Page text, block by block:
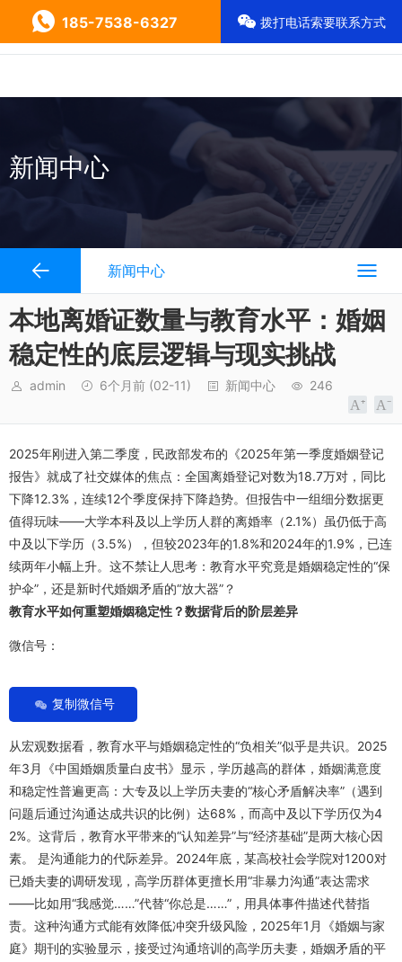
新闻中心
新闻中心
本地离婚证数量与教育水平：婚姻
稳定性的底层逻辑与现实挑战
admin 6个月前 (02-11) 新闻中心 246
2025年刚进入第二季度，民政部发布的《2025年第一季度婚姻登记
报告》就成了社交媒体的焦点：全国离婚登记对数为18.7万对，同比
下降12.3%，连续12个季度保持下降趋势。但报告中一组细分数据更
值得玩味——大学本科及以上学历人群的离婚率（2.1%）虽仍低于高
中及以下学历（3.5%），但较2023年的1.8%和2024年的1.9%，已连
续两年小幅上升。这不禁让人思考：教育水平究竟是婚姻稳定性的“保
护伞”，还是新时代婚姻矛盾的“放大器”？
教育水平如何重塑婚姻稳定性？数据背后的阶层差异
微信号：
复制微信号
从宏观数据看，教育水平与婚姻稳定性的“负相关”似乎是共识。2025
年3月《中国婚姻质量白皮书》显示，学历越高的群体，婚姻满意度
和稳定性普遍更高：大专及以上学历夫妻的“核心矛盾解决率”（遇到
问题后通过沟通达成共识的比例）达68%，而高中及以下学历仅为4
2%。这背后，教育水平带来的“认知差异”与“经济基础”是两大核心因
素。 是沟通能力的代际差异。2024年底，某高校社会学院对1200对
已婚夫妻的调研发现，高学历群体更擅长用“非暴力沟通”表达需求
——比如用“我感觉……”代替“你总是……”，用具体事件描述代替指
责。这种沟通方式能有效降低冲突升级风险，2025年1月《婚姻与家
庭》期刊的实验显示，接受过沟通培训的高学历夫妻，婚姻矛盾的平
185-7538-6327 拨打电话索要联系方式